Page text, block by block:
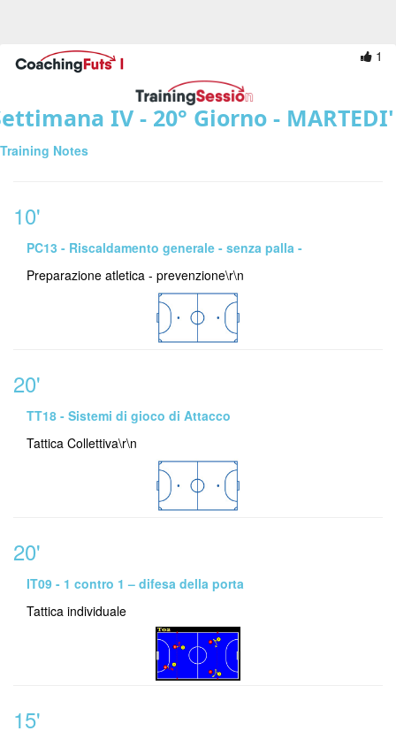
1
IV - 20° Giorno -
Training Notes
10'
PC13 - Riscaldamento generale - senza palla -
Preparazione atletica - prevenzione\r\n
20'
TT18 - Sistemi di gioco di Attacco
Tattica Collettiva\r\n
20'
IT09 - 1 contro 1 – difesa della porta
Tattica individuale
15'